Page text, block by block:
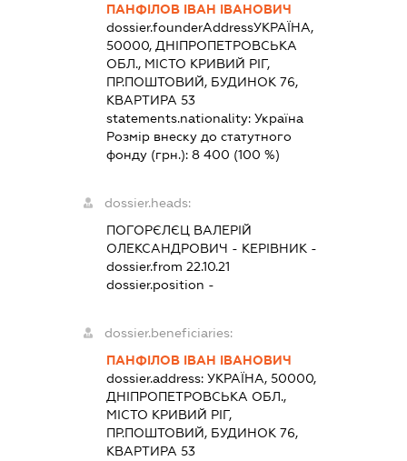
ПАНФІЛОВ ІВАН ІВАНОВИЧ
dossier.founderAddressУКРАЇНА,
50000, ДНІПРОПЕТРОВСЬКА
ОБЛ., МІСТО КРИВИЙ РІГ,
ПР.ПОШТОВИЙ, БУДИНОК 76,
КВАРТИРА 53
statements.nationality:Україна
Розмір внеску до статутного
фонду (грн.):8 400 (100 %)
dossier.heads:
ПОГОРЄЛЄЦ ВАЛЕРІЙ
ОЛЕКСАНДРОВИЧ - КЕРІВНИК -
dossier.from 22.10.21
dossier.position -
dossier.beneficiaries:
ПАНФІЛОВ ІВАН ІВАНОВИЧ
dossier.address:УКРАЇНА, 50000,
ДНІПРОПЕТРОВСЬКА ОБЛ.,
МІСТО КРИВИЙ РІГ,
ПР.ПОШТОВИЙ, БУДИНОК 76,
КВАРТИРА 53